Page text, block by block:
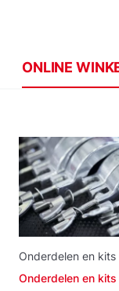
ONLINE
Onderdelen en kits
Onderdelen en kits